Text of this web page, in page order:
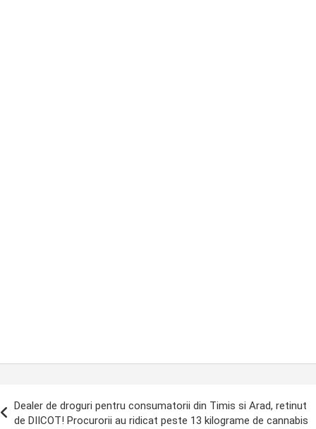
Dealer de droguri pentru consumatorii din Timis si Arad, retinut
de DIICOT! Procurorii au ridicat peste 13 kilograme de cannabis